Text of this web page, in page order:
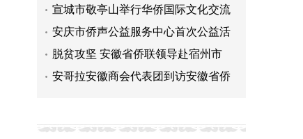
宣城市敬亭山举行华侨国际文化交流
安庆市侨声公益服务中心首次公益活
脱贫攻坚 安徽省侨联领导赴宿州市
安哥拉安徽商会代表团到访安徽省侨
举办12场科普教育讲座 逾35万人次